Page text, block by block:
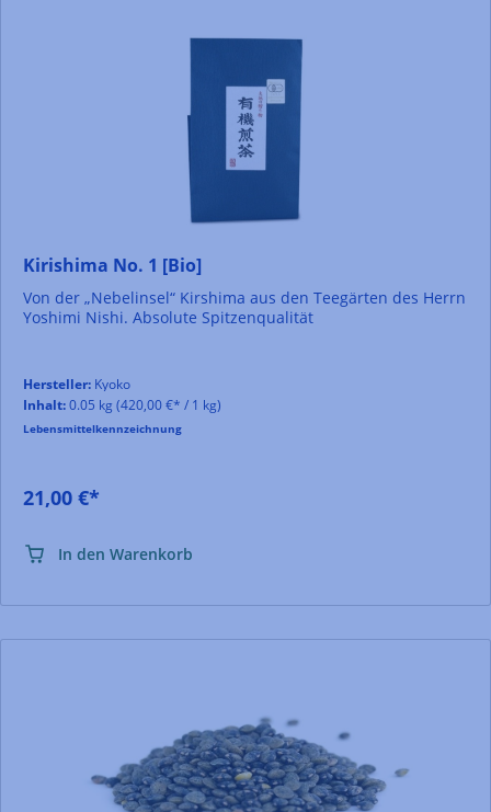
Kirishima No. 1 [Bio]
Von der „Nebelinsel“ Kirshima aus den Teegärten des Herrn
Yoshimi Nishi. Absolute Spitzenqualität
Hersteller: Kyoko
Inhalt:0.05 kg (420,00 €* / 1 kg)
Lebensmittelkennzeichnung
21,00 €*
In den Warenkorb